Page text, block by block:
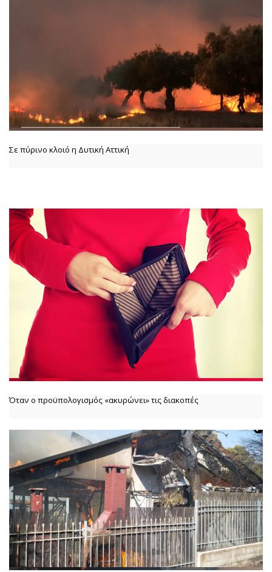
Σε πύρινο κλοιό η Δυτική Αττική
Όταν ο προϋπολογισμός «ακυρώνει» τις διακοπές